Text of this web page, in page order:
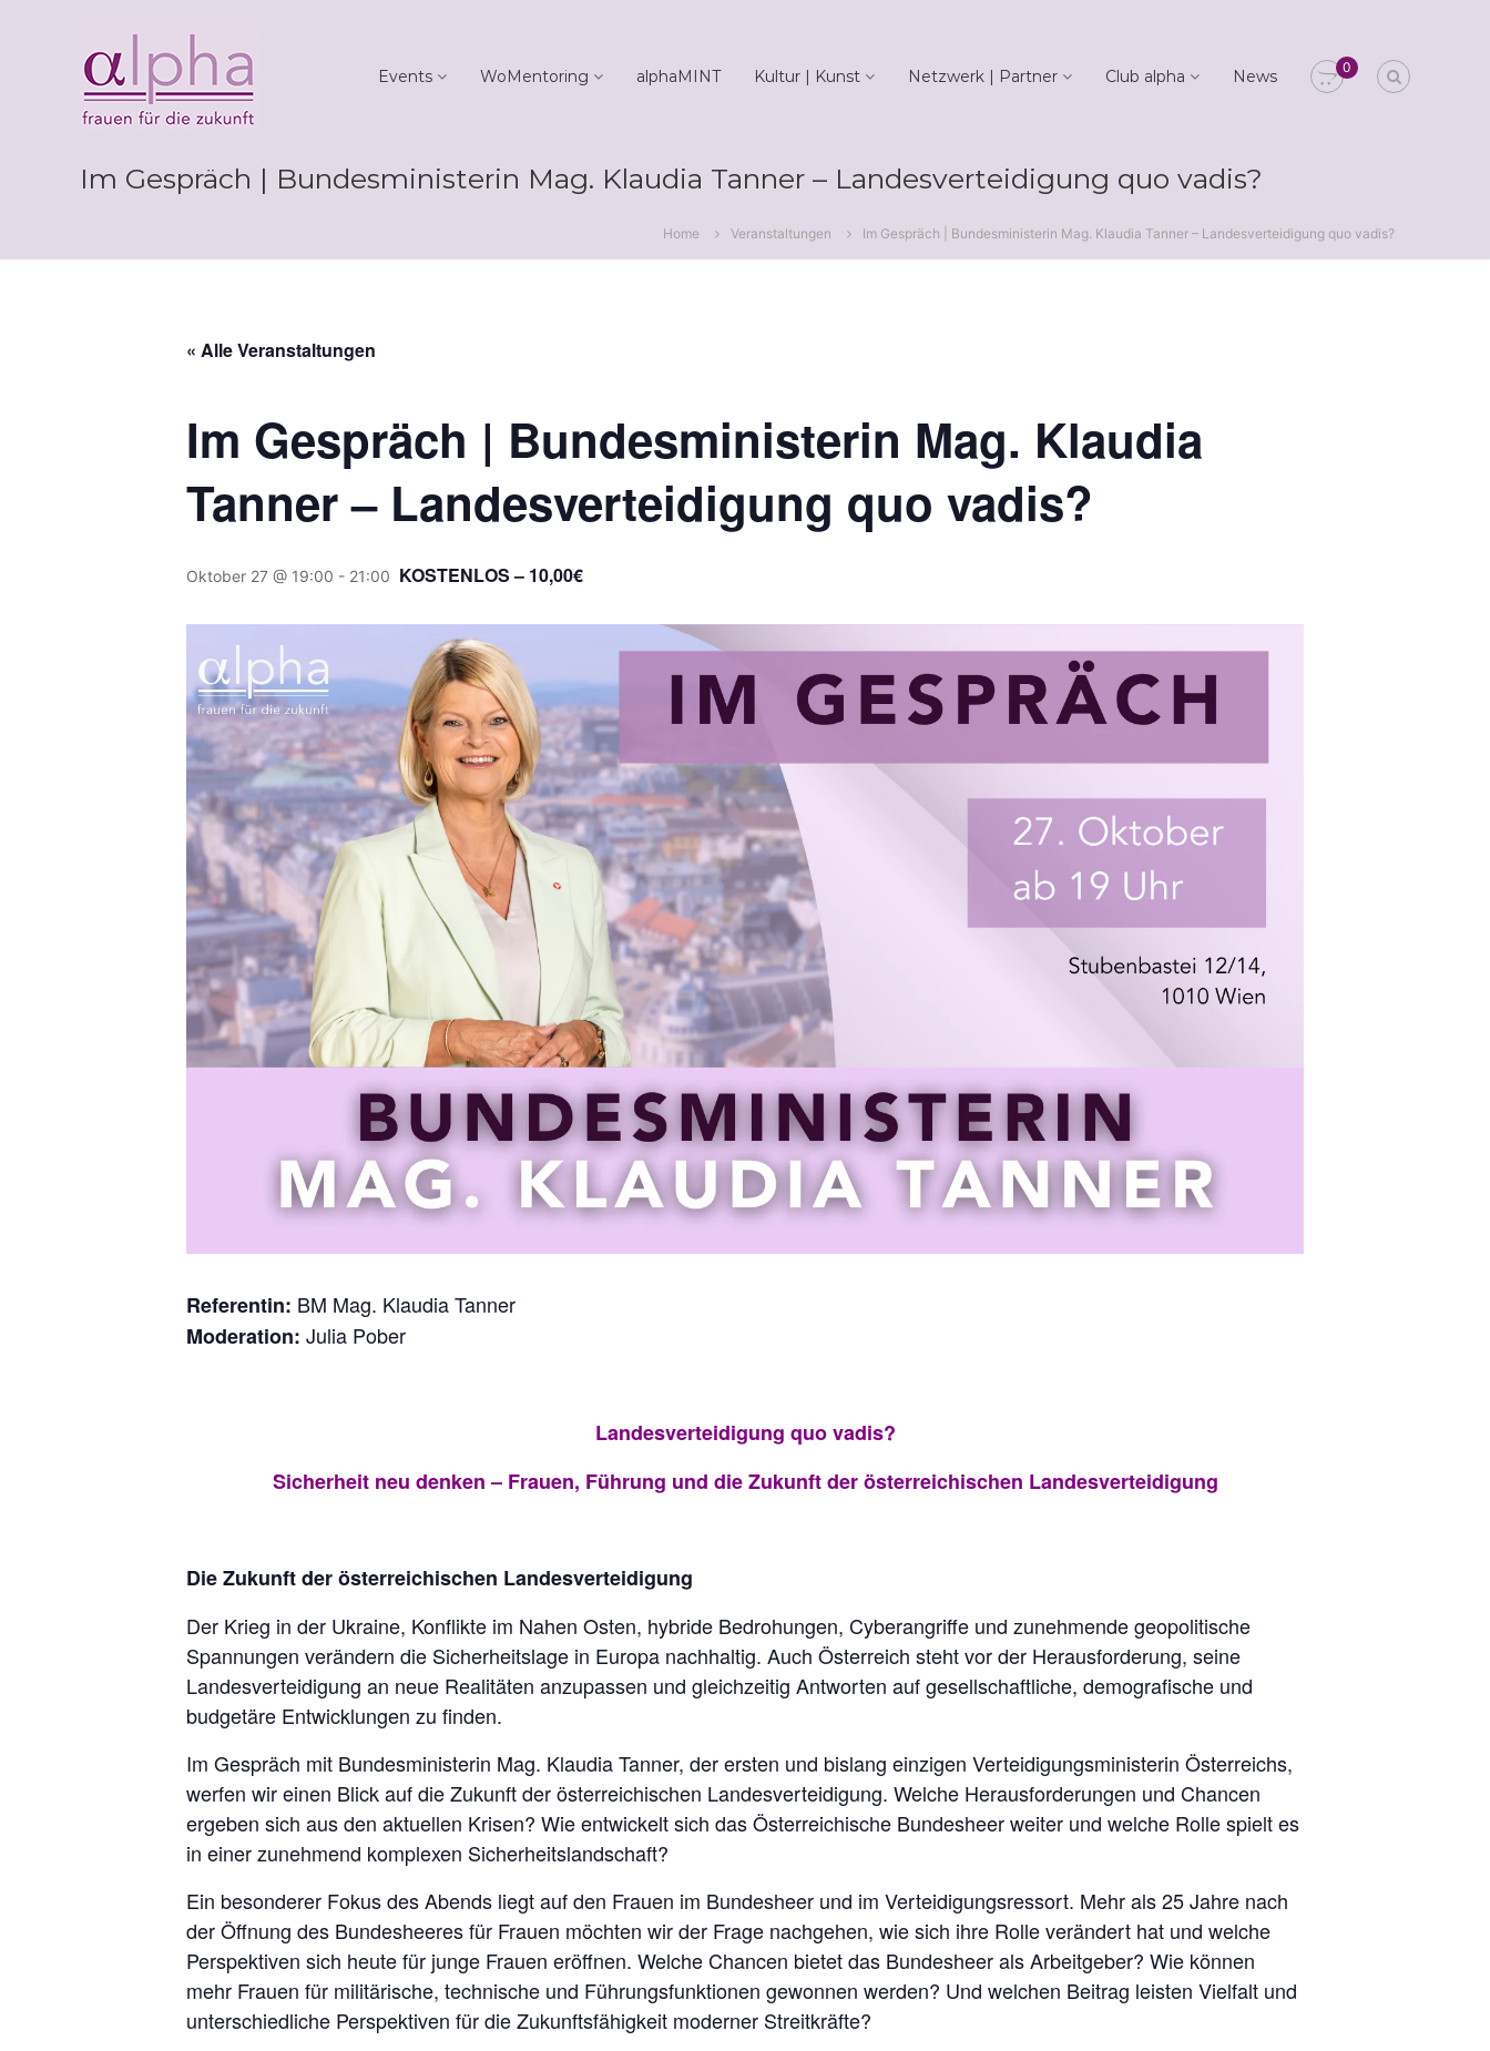
alpha
Frauen
für
die
Events WoMentoring alphaMINT Kultur | Kunst Netzwerk | Partner Club alpha News 0
Im Gespräch | Bundesministerin Mag. Klaudia Tanner – Landesverteidigung quo vadis?
Home Veranstaltungen Im Gespräch | Bundesministerin Mag. Klaudia Tanner – Landesverteidigung quo vadis?
« Alle Veranstaltungen
Im Gespräch | Bundesministerin Mag. Klaudia
Tanner – Landesverteidigung quo vadis?
Oktober 27 @ 19:00 - 21:00 KOSTENLOS – 10,00€
Referentin: BM Mag. Klaudia Tanner
Moderation: Julia Pober
Landesverteidigung quo vadis?
Sicherheit neu denken – Frauen, Führung und die Zukunft der österreichischen Landesverteidigung
Die Zukunft der österreichischen Landesverteidigung
Der Krieg in der Ukraine, Konflikte im Nahen Osten, hybride Bedrohungen, Cyberangriffe und zunehmende geopolitische
Spannungen verändern die Sicherheitslage in Europa nachhaltig. Auch Österreich steht vor der Herausforderung, seine
Landesverteidigung an neue Realitäten anzupassen und gleichzeitig Antworten auf gesellschaftliche, demografische und
budgetäre Entwicklungen zu finden.
Im Gespräch mit Bundesministerin Mag. Klaudia Tanner, der ersten und bislang einzigen Verteidigungsministerin Österreichs,
werfen wir einen Blick auf die Zukunft der österreichischen Landesverteidigung. Welche Herausforderungen und Chancen
ergeben sich aus den aktuellen Krisen? Wie entwickelt sich das Österreichische Bundesheer weiter und welche Rolle spielt es
in einer zunehmend komplexen Sicherheitslandschaft?
Ein besonderer Fokus des Abends liegt auf den Frauen im Bundesheer und im Verteidigungsressort. Mehr als 25 Jahre nach
der Öffnung des Bundesheeres für Frauen möchten wir der Frage nachgehen, wie sich ihre Rolle verändert hat und welche
Perspektiven sich heute für junge Frauen eröffnen. Welche Chancen bietet das Bundesheer als Arbeitgeber? Wie können
mehr Frauen für militärische, technische und Führungsfunktionen gewonnen werden? Und welchen Beitrag leisten Vielfalt und
unterschiedliche Perspektiven für die Zukunftsfähigkeit moderner Streitkräfte?